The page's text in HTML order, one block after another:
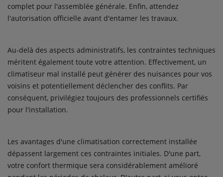
complet pour l'assemblée générale. Enfin, attendez
l'autorisation officielle avant d'entamer les travaux.
Au-delà des aspects administratifs, les contraintes techniques
méritent également toute votre attention. Effectivement, un
climatiseur mal installé peut générer des nuisances pour vos
voisins et potentiellement déclencher des conflits. Par
conséquent, privilégiez toujours des professionnels certifiés
pour l'installation.
Les avantages d'une climatisation correctement installée
dépassent largement ces contraintes initiales. D'une part,
votre confort thermique sera considérablement amélioré